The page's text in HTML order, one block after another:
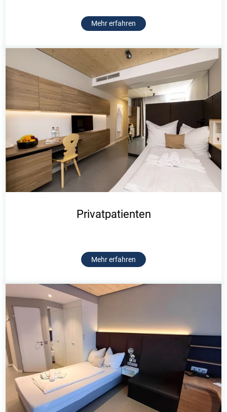
Mehr erfahren
Privatpatienten
Mehr erfahren